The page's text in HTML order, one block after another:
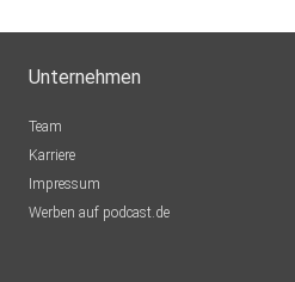
Unternehmen
Team
Karriere
Impressum
Werben auf podcast.de